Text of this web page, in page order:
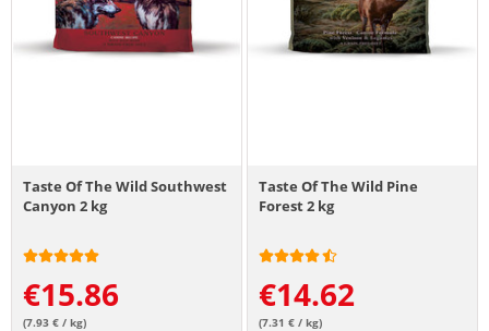
Taste Of The Wild Southwest
Canyon 2 kg
€15.86
(7.93 € / kg)
Taste Of The Wild Pine
Forest 2 kg
€14.62
(7.31 € / kg)